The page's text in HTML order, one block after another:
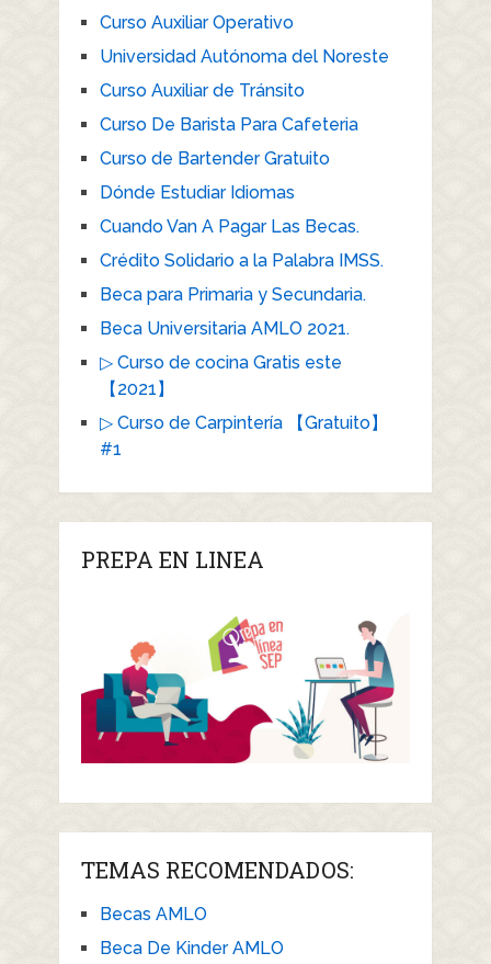
Curso Auxiliar Operativo
Universidad Autónoma del Noreste
Curso Auxiliar de Tránsito
Curso De Barista Para Cafeteria
Curso de Bartender Gratuito
Dónde Estudiar Idiomas
Cuando Van A Pagar Las Becas.
Crédito Solidario a la Palabra IMSS.
Beca para Primaria y Secundaria.
Beca Universitaria AMLO 2021.
▷ Curso de cocina Gratis este
【2021】
▷ Curso de Carpintería 【Gratuito】
#1
PREPA EN LINEA
TEMAS RECOMENDADOS:
Becas AMLO
Beca De Kinder AMLO